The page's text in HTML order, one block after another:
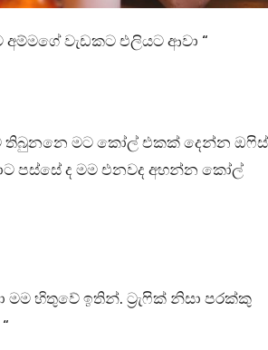
වැඩකට එලියට ආවා “
තිබුනනෙ මට කෝල් එකක් දෙන්න ඔෆිස්
පස්සේ ද මම එනවද අහන්න කෝල්
හිතුවේ ඉතින්. ට්‍රැෆික් නිසා පරක්කු